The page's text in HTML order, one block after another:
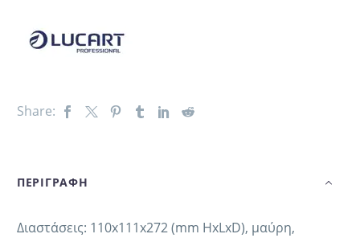
Share:
ΠΕΡΙΓΡΑΦΗ
Διαστάσεις: 110x111x272 (mm HxLxD), μαύρη,